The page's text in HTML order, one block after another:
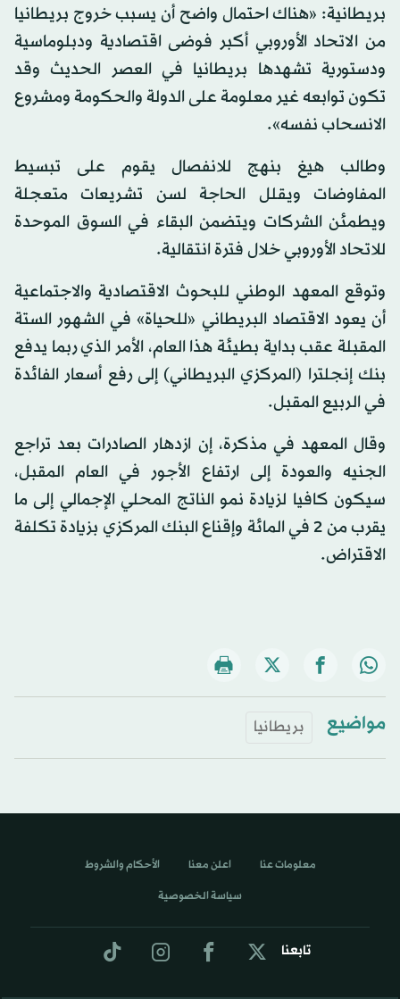
بريطانية: «هناك احتمال واضح أن يسبب خروج بريطانيا
من الاتحاد الأوروبي أكبر فوضى اقتصادية ودبلوماسية
ودستورية تشهدها بريطانيا في العصر الحديث وقد
تكون توابعه غير معلومة على الدولة والحكومة ومشروع
الانسحاب نفسه».
وطالب هيغ بنهج للانفصال يقوم على تبسيط
المفاوضات ويقلل الحاجة لسن تشريعات متعجلة
ويطمئن الشركات ويتضمن البقاء في السوق الموحدة
للاتحاد الأوروبي خلال فترة انتقالية.
وتوقع المعهد الوطني للبحوث الاقتصادية والاجتماعية
أن يعود الاقتصاد البريطاني «للحياة» في الشهور الستة
المقبلة عقب بداية بطيئة هذا العام، الأمر الذي ربما يدفع
بنك إنجلترا (المركزي البريطاني) إلى رفع أسعار الفائدة
في الربيع المقبل.
وقال المعهد في مذكرة، إن ازدهار الصادرات بعد تراجع
الجنيه والعودة إلى ارتفاع الأجور في العام المقبل،
سيكون كافيا لزيادة نمو الناتج المحلي الإجمالي إلى ما
يقرب من 2 في المائة وإقناع البنك المركزي بزيادة تكلفة
الاقتراض.
مواضيع بريطانيا
تابعنا
معلومات عنا اعلن معنا الأحكام والشروط
سياسة الخصوصية